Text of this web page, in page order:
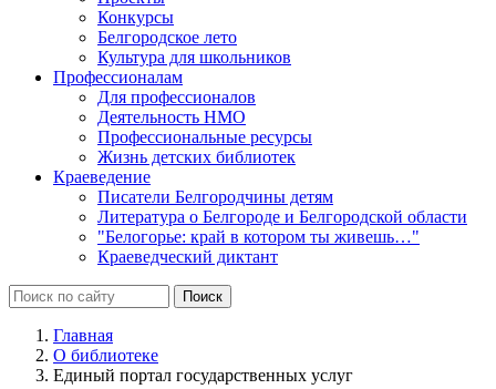
Конкурсы
Белгородское лето
Культура для школьников
Профессионалам
Для профессионалов
Деятельность НМО
Профессиональные ресурсы
Жизнь детских библиотек
Краеведение
Писатели Белгородчины детям
Литература о Белгороде и Белгородской области
"Белогорье: край в котором ты живешь…"
Краеведческий диктант
Главная
О библиотеке
Единый портал государственных услуг